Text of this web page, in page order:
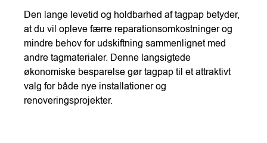
Den lange levetid og holdbarhed af tagpap betyder,
at du vil opleve færre reparationsomkostninger og
mindre behov for udskiftning sammenlignet med
andre tagmaterialer. Denne langsigtede
økonomiske besparelse gør tagpap til et attraktivt
valg for både nye installationer og
renoveringsprojekter.